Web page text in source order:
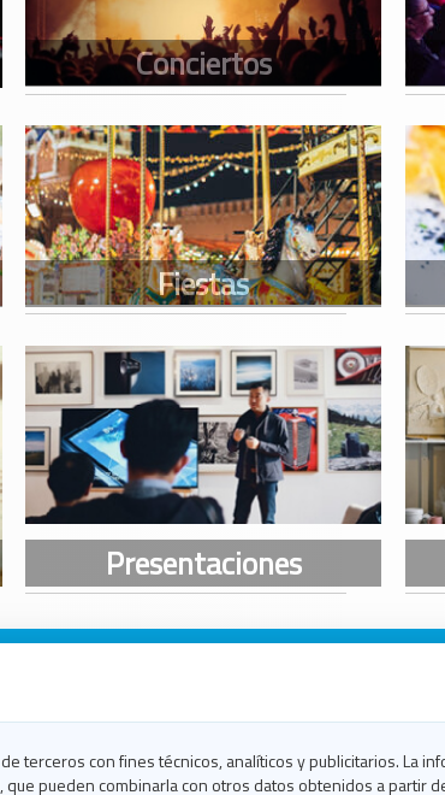
terceros con fines técnicos, analíticos y publicitarios. La
pueden combinarla con otros datos obtenidos a partir
Ocio en Lugo